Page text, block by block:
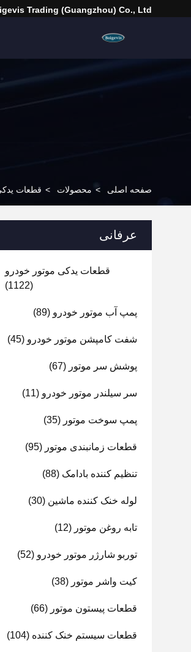
Trading (guangzhou) Co., Ltd.
صفحه اصلی > محصولات > قطعات
عرفانی
قطعات یدکی موتور خودرو
(1122)
پمپ آب موتور خودرو (89)
شفت کامپشن موتور خودرو (45)
پوشش سر موتور (67)
سر سیلندر موتور خودرو (11)
پمپ سوخت موتور (35)
قطعات زمانبندی موتور (95)
تنظیم کننده بادامک (88)
لوله خنک کننده ماشین (30)
تابه روغن موتور (12)
توربو شارژر موتور خودرو (52)
کیت واشر موتور (38)
قطعات پیستون موتور (66)
قطعات سیستم خنک کننده (104)